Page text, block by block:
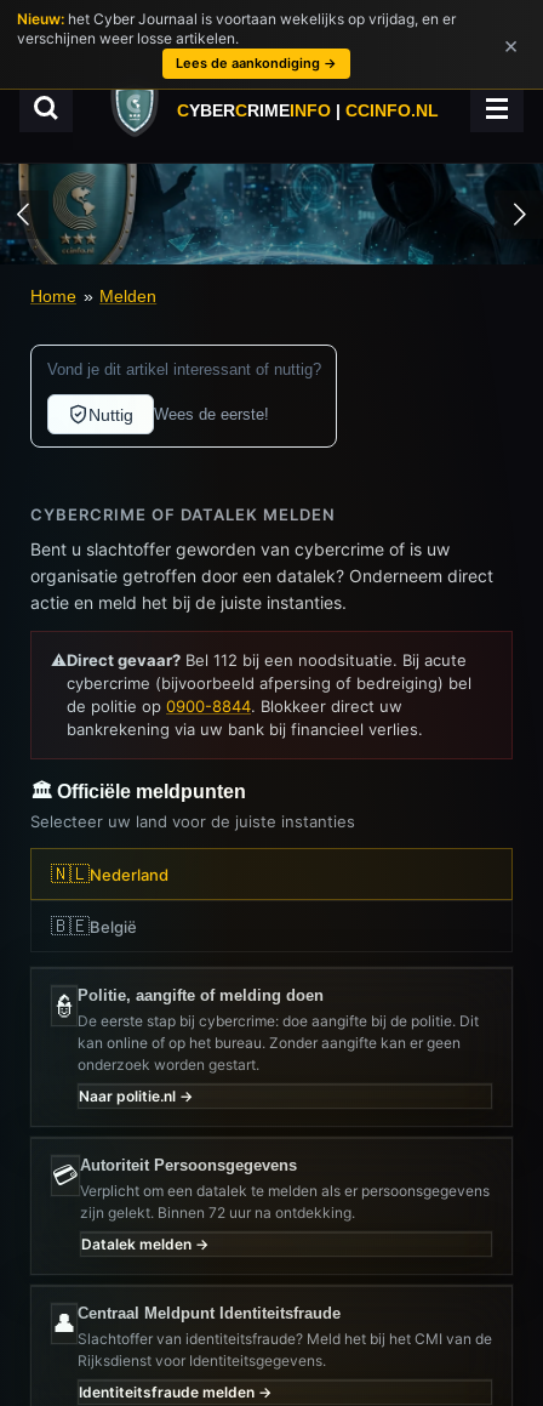
Ga
direct
hoofdinhoud
CYBERCRIMEINFO | CCINFO.NL
Home » Melden
Vond je dit artikel interessant of nuttig?
Nuttig Wees de eerste!
CYBERCRIME OF DATALEK MELDEN
Bent u slachtoffer geworden van cybercrime of is uw
organisatie getroffen door een datalek? Onderneem direct
actie en meld het bij de juiste instanties.
⚠️Direct gevaar? Bel 112 bij een noodsituatie. Bij acute
cybercrime (bijvoorbeeld afpersing of bedreiging) bel
de politie op 0900-8844. Blokkeer direct uw
bankrekening via uw bank bij financieel verlies.
🏛️ Officiële meldpunten
Selecteer uw land voor de juiste instanties
🇳🇱Nederland
🇧🇪België
👮 Politie, aangifte of melding doen
De eerste stap bij cybercrime: doe aangifte bij de politie. Dit
kan online of op het bureau. Zonder aangifte kan er geen
onderzoek worden gestart.
Naar politie.nl →
💳Autoriteit Persoonsgegevens
Verplicht om een datalek te melden als er persoonsgegevens
zijn gelekt. Binnen 72 uur na ontdekking.
Datalek melden →
👤 Centraal Meldpunt Identiteitsfraude
Slachtoffer van identiteitsfraude? Meld het bij het CMI van de
Rijksdienst voor Identiteitsgegevens.
Identiteitsfraude melden →
Nieuw: het Cyber Journaal is voortaan wekelijks op vrijdag, en er
verschijnen weer losse artikelen.
Lees de aankondiging →
×